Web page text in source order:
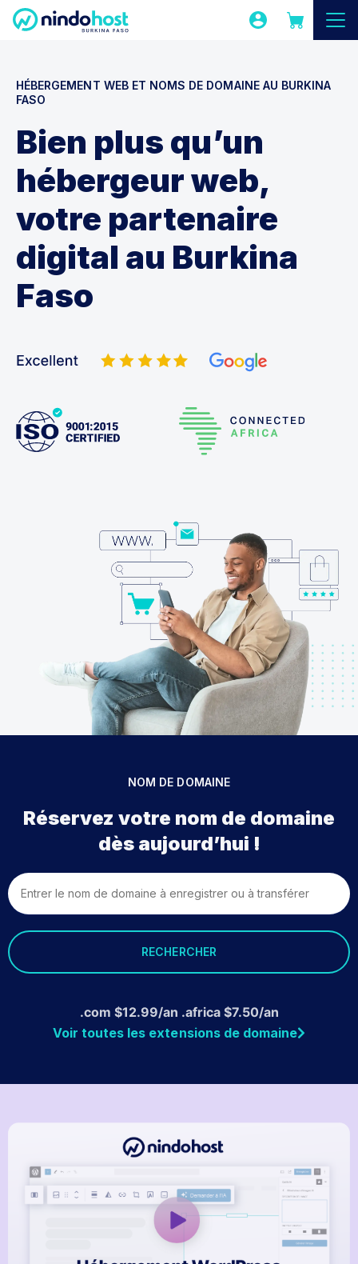
HÉBERGEMENT WEB ET NOMS DE DOMAINE AU BURKINA
FASO
Bien plus qu’un
hébergeur web,
votre partenaire
digital au Burkina
Faso
NOM DE DOMAINE
Réservez votre nom de domaine
dès aujourd’hui !
RECHERCHER
.com $12.99/an .africa $7.50/an
Voir toutes les extensions de domaine